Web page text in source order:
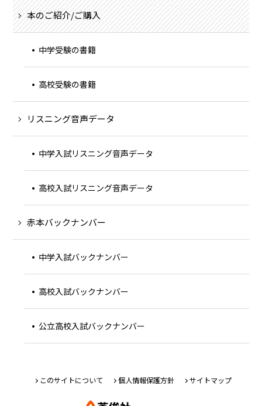
本のご紹介/ご購入
中学受験の書籍
高校受験の書籍
リスニング音声データ
中学入試リスニング音声データ
高校入試リスニング音声データ
赤本バックナンバー
中学入試バックナンバー
高校入試バックナンバー
公立高校入試バックナンバー
このサイトについて 個人情報保護方針 サイトマップ